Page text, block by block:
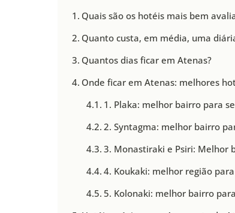
Quais são os hotéis mais bem
Quanto custa, em média, uma
Quantos dias ficar em Atenas?
Onde ficar em Atenas: melhores
1. Plaka: melhor bairro para
2. Syntagma: melhor bairro
3. Monastiraki e Psiri: Melhor
4. Koukaki: melhor região
5. Kolonaki: melhor bairro